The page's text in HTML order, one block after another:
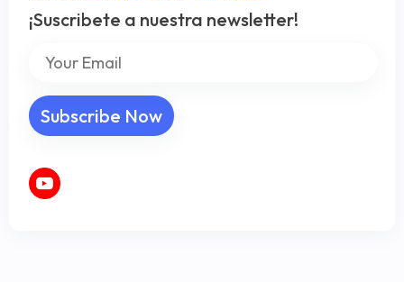
¡Suscribete a nuestra newsletter!